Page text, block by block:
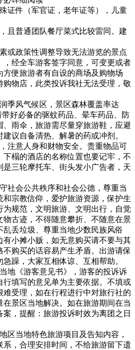
证件（军官证，老年证等），儿童
且普通团队餐厅菜式比较雷同。建
或政策性调整导致无法游览的景点
，经全车游客签字同意，可变更或者
便旅游者有自设的商场及购物场
购物店，此类投诉我社无法受理，敬
季风气候区，景区森林覆盖率达
好必备的驱蚊药品、晕车药品、防
、雨伞，旅游需尽量穿旅游鞋，应避
议自备清热、解暑的药或冲剂。
注意人身和财物安全。贵重物品可
榻的酒店的名称位置也要记牢，不
三轮摩托车、街头发小广告者，天
社会公共秩序和社会公德，尊重当
宗教信仰，爱护旅游资源，保护生
为规范，文明旅游、文明出行，自觉
物古迹，不得随意攀折、不随意在景
乱丢垃圾、尊重当地少数民族风俗
有小摊小贩，如无意购买请不要与其
购买的话容易产生矛盾。出游请保
躁，大家互相体谅、互相帮助。
地《游客意见书》，游客的投诉诉
行填写的意见单为主要依据。不填或
难受理，如在行程进行中对旅行社的
在景区当地解决。如在旅游期间在当
，提醒：旅游投诉时效为离团之日
区当地特色旅游项目及告知内容，
系，合理安排时间，不给旅游留下遗